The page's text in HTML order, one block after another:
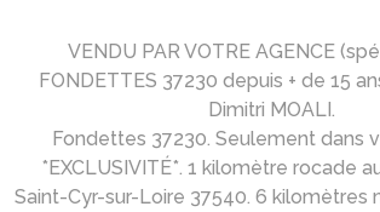
VENDU PAR VOTRE AGENCE
FONDETTES 37230 depuis + de 15
Dimitri MOALI.
Fondettes 37230. Seulement dans
*EXCLUSIVITÉ*. 1 kilomètre rocade
Saint-Cyr-sur-Loire 37540. 6 kilomètres